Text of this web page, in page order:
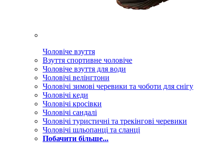
Чоловіче взуття
Взуття спортивне чоловіче
Чоловіче взуття для води
Чоловічі велінгтони
Чоловічі зимові черевики та чоботи для снігу
Чоловічі кеди
Чоловічі кросівки
Чоловічі сандалі
Чоловічі туристичні та трекінгові черевики
Чоловічі шльопанці та сланці
Побачити більше...